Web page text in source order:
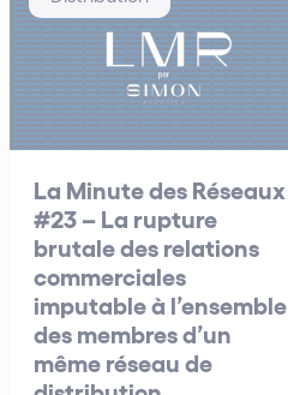
La Minute des Réseaux
#23 – La rupture
brutale des relations
commerciales
imputable à l’ensemble
des membres d’un
même réseau de